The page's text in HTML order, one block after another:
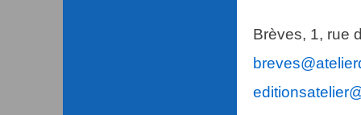
Brèves, 1, rue